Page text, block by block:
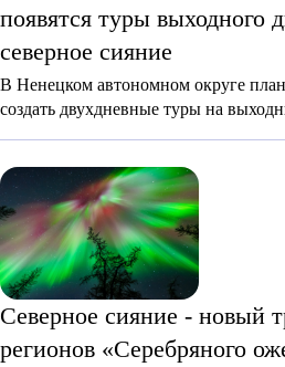
появятся туры выходного
северное сияние
В Ненецком автономном округе
создать двухдневные туры на
Северное сияние - новый
регионов «Серебряного